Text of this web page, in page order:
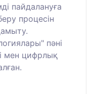
пайдалануға
процесін
пәні
мен цифрлық